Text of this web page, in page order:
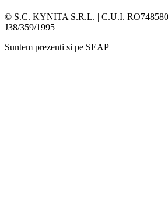
Facebook
Whatsapp
© S.C. KYNITA S.R.L. | C.U.I.
J38/359/1995
Suntem prezenti si pe SEAP